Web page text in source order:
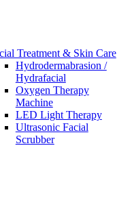
Treatment & Skin Care
Hydrodermabrasion /
Hydrafacial
Oxygen Therapy
Machine
LED Light Therapy
Ultrasonic Facial
Scrubber